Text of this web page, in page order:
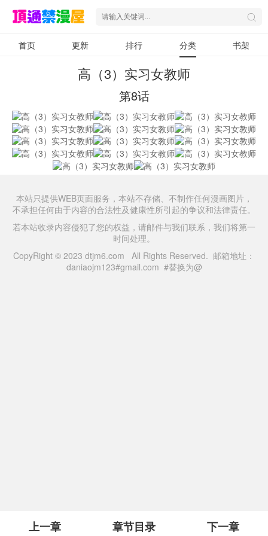
首页 更新 排行 分类 书架
高（3）实习女教师
第8话
上一章 章节目录 下一章
本站只提供WEB页面服务，本站不存储、不制作任何漫画图片，
不承担任何由于内容的合法性及健康性所引起的争议和法律责任。
若本站收录内容侵犯了您的权益，请邮件与我们联系，我们将第一
时间处理。
CopyRight © 2023 dtjm6.com All Rights Reserved. 邮箱地址：
daniaojm123#gmail.com #替换为@